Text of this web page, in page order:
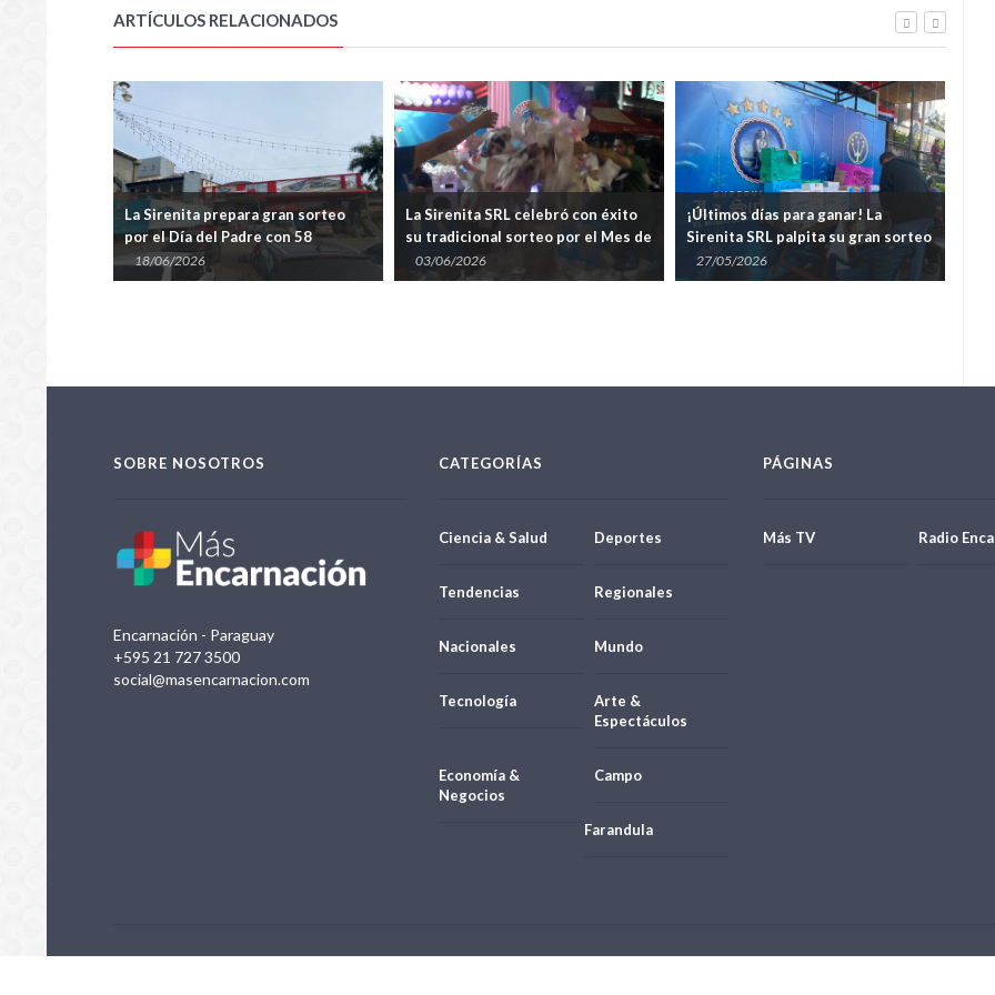
ARTÍCULOS RELACIONADOS
La Sirenita prepara gran sorteo
por el Día del Padre con 58
18/06/2026
La Sirenita SRL celebró con éxito
su tradicional sorteo por el Mes de
las Madres
¡Últimos días para ganar! La
Sirenita SRL palpita su gran sorteo
por el Día de la Madre este viernes
La Sirenita
multitudinario
automóvil 0
29/12/2025
SOBRE NOSOTROS
Encarnación - Paraguay
+595 21 727 3500
social@masencarnacion.com
CATEGORÍAS
Ciencia & Salud Deportes
Tendencias Regionales
Nacionales Mundo
Tecnología
Arte &
Espectáculos
Economía &
Negocios
Campo
Farandula
PÁGINAS
Más TV Radio